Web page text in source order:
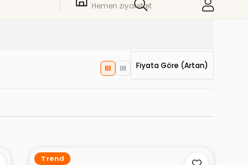
Hemen ziyaret et
Fiyata Göre (Artan)
Trend